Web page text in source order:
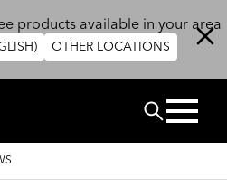
products available in your area
OTHER LOCATIONS
BUSCAR